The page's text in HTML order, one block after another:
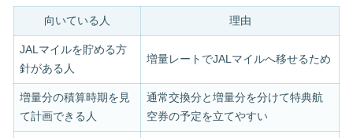
向いている人 理由
JALマイルを貯める方
針がある人
増量レートでJALマイルへ移せるため
増量分の積算時期を見
て計画できる人
通常交換分と増量分を分けて特典航
空券の予定を立てやすい